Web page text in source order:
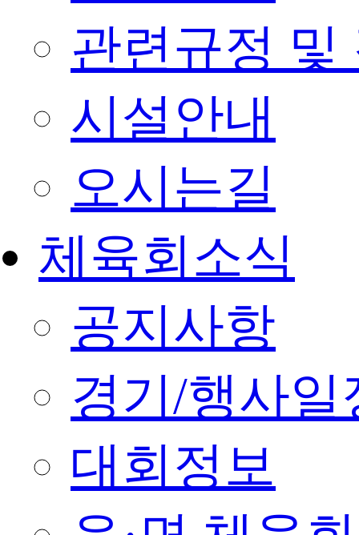
관련규정 및
시설안내
오시는길
체육회소식
공지사항
경기/행사일
대회정보